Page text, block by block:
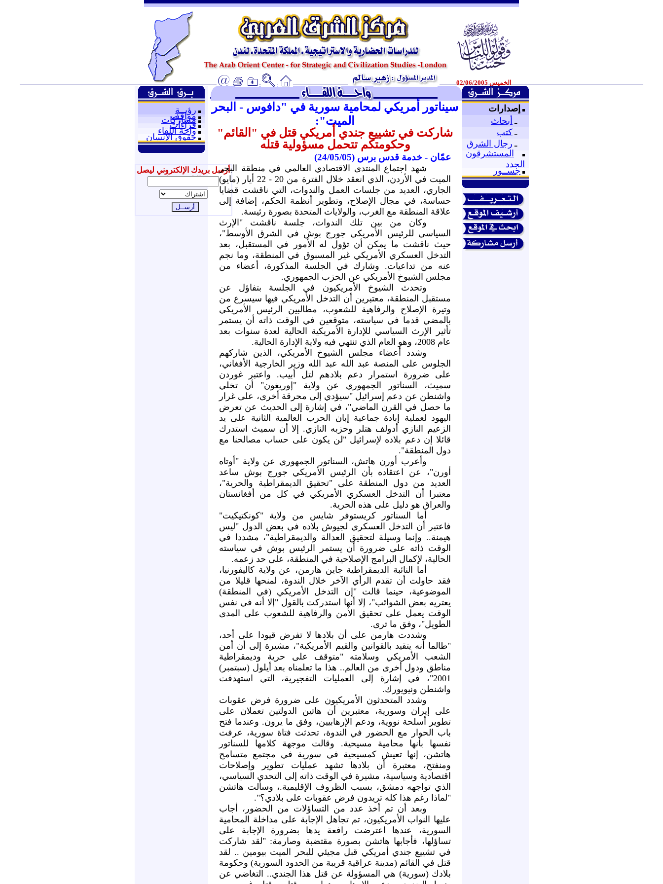
ـ
الخميس 02/06/2005
رؤيــة
مواقف
مشاركات
قراءات
واحة اللقاء
حقوق الإنسان
أرسل بريدك الإلكتروني ليصل
إليك جديدنا
إصدارات
ـ أبحاث
ـ كتب
ـ رجال الشرق
المستشرقون
الجدد
جســور
سيناتور أمريكي لمحامية سورية في "دافوس - البحر
الميت":
شاركت في تشييع جندي أمريكي قتل في "القائم"
وحكومتكم تتحمل مسؤولية قتله
عمّان - خدمة قدس برس (24/05/05)
شهد اجتماع المنتدى الاقتصادي العالمي في منطقة البحر
الميت في الأردن، الذي انعقد خلال الفترة من 20 - 22 أيار (مايو)
الجاري، العديد من جلسات العمل والندوات، التي ناقشت قضايا
حساسة، في مجال الإصلاح، وتطوير أنظمة الحكم، إضافة إلى
علاقة المنطقة مع الغرب، والولايات المتحدة بصورة رئيسة.
وكان من بين تلك الندوات، جلسة ناقشت "الإرث
السياسي للرئيس الأمريكي جورج بوش في الشرق الأوسط"،
حيث ناقشت ما يمكن أن تؤول له الأمور في المستقبل، بعد
التدخل العسكري الأمريكي غير المسبوق في المنطقة، وما نجم
عنه من تداعيات. وشارك في الجلسة المذكورة، أعضاء من
مجلس الشيوخ الأمريكي عن الحزب الجمهوري.
وتحدث الشيوخ الأمريكيون في الجلسة بتفاؤل عن
مستقبل المنطقة، معتبرين أن التدخل الأمريكي فيها سيسرع من
وتيرة الإصلاح والرفاهية للشعوب، مطالبين الرئيس الأمريكي
بالمضي قدما في سياسته، متوقعين في الوقت ذاته أن يستمر
تأثير الإرث السياسي للإدارة الأمريكية الحالية لعدة سنوات بعد
عام 2008، وهو العام الذي تنتهي فيه ولاية الإدارة الحالية.
وشدد أعضاء مجلس الشيوخ الأمريكي، الذين شاركهم
الجلوس على المنصة عبد الله عبد الله وزير الخارجية الأفغاني،
على ضرورة استمرار دعم بلادهم لتل أبيب. واعتبر غوردن
سميث، السناتور الجمهوري عن ولاية "إوريغون" أن تخلي
واشنطن عن دعم إسرائيل "سيؤدي إلى محرقة أخرى، على غرار
ما حصل في القرن الماضي"، في إشارة إلى الحديث عن تعرض
اليهود لعملية إبادة جماعية إبان الحرب العالمية الثانية على يد
الزعيم النازي أدولف هتلر وحزبه النازي. إلا أن سميث استدرك
قائلا إن دعم بلاده لإسرائيل "لن يكون على حساب مصالحنا مع
دول المنطقة".
وأعرب أورن هاتش، السناتور الجمهوري عن ولاية "أوتاه
أورن"، عن اعتقاده بأن الرئيس الأمريكي جورج بوش ساعد
العديد من دول المنطقة على "تحقيق الديمقراطية والحرية"،
معتبرا أن التدخل العسكري الأمريكي في كل من أفغانستان
والعراق هو دليل على هذه الحرية.
أما السناتور كريستوفر شايس من ولاية "كونكتيكيت"
فاعتبر أن التدخل العسكري لجيوش بلاده في بعض الدول "ليس
هيمنة.. وإنما وسيلة لتحقيق العدالة والديمقراطية"، مشددا في
الوقت ذاته على ضرورة أن يستمر الرئيس بوش في سياسته
الحالية، لإكمال البرامج الإصلاحية في المنطقة، على حد زعمه.
أما النائبة الديمقراطية جاين هارمن، عن ولاية كاليفورنيا،
فقد حاولت أن تقدم الرأي الآخر خلال الندوة، لمنحها قليلا من
الموضوعية، حينما قالت "إن التدخل الأمريكي (في المنطقة)
يعتريه بعض الشوائب"، إلا أنها استدركت بالقول "إلا أنه في نفس
الوقت يعمل على تحقيق الأمن والرفاهية للشعوب على المدى
الطويل"، وفق ما ترى.
وشددت هارمن على أن بلادها لا تفرض قيودا على أحد،
"طالما أنه يتقيد بالقوانين والقيم الأمريكية"، مشيرة إلى أن أمن
الشعب الأمريكي وسلامته "متوقف على حرية وديمقراطية
مناطق ودول أخرى من العالم.. هذا ما تعلمناه بعد أيلول (سبتمبر)
2001"، في إشارة إلى العمليات التفجيرية، التي استهدفت
واشنطن ونيويورك.
وشدد المتحدثون الأمريكيون على ضرورة فرض عقوبات
على إيران وسورية، معتبرين أن هاتين الدولتين تعملان على
تطوير أسلحة نووية، ودعم الإرهابيين، وفق ما يرون. وعندما فتح
باب الحوار مع الحضور في الندوة، تحدثت فتاة سورية، عرفت
نفسها بأنها محامية مسيحية. وقالت موجهة كلامها للسناتور
هاتشن، إنها تعيش كمسيحية في سورية في مجتمع متسامح
ومنفتح، معتبرة أن بلادها تشهد عمليات تطوير وإصلاحات
اقتصادية وسياسية، مشيرة في الوقت ذاته إلى التحدي السياسي،
الذي تواجهه دمشق، بسبب الظروف الإقليمية.، وسألت هاتشن
"لماذا رغم هذا كله تريدون فرض عقوبات على بلادي؟".
وبعد أن تم أخذ عدد من التساؤلات من الحضور، أجاب
عليها النواب الأمريكيون، تم تجاهل الإجابة على مداخلة المحامية
السورية، عندها اعترضت رافعة يدها بضرورة الإجابة على
تساؤلها، فأجابها هاتشن بصورة مقتضبة وصارمة: "لقد شاركت
في تشييع جندي أمريكي قبل مجيئي للبحر الميت بيومين .. لقد
قتل في القائم (مدينة عراقية قريبة من الحدود السورية) وحكومة
بلادك (سورية) هي المسؤولة عن قتل هذا الجندي.. التغاضي عن